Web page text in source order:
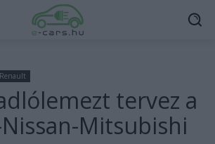
Renault
tervez a
Mitsubishi